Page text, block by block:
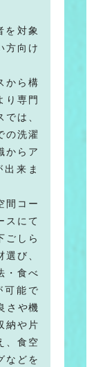
対象
方向け
から構
り専門
は、
の洗濯
からア
来ま
間コー
スにて
ごしら
び、
・食べ
可能で
さや機
納や片
、食空
などを